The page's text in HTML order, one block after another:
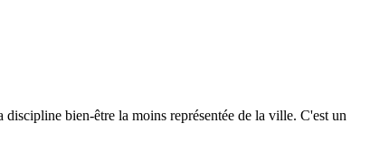
bien-être la moins représentée de la ville. C'est un